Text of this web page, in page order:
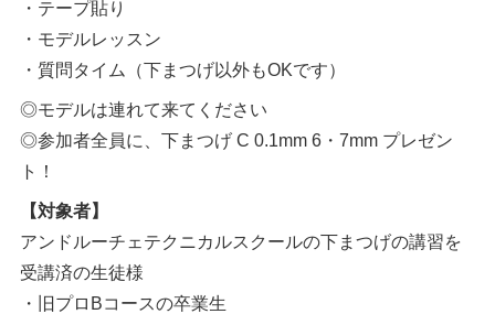
・テープ貼り
・モデルレッスン
・質問タイム（下まつげ以外もOKです）
◎モデルは連れて来てください
◎参加者全員に、下まつげ C 0.1mm 6・7mm プレゼン
ト！
【対象者】
アンドルーチェテクニカルスクールの下まつげの講習を
受講済の生徒様
・旧プロBコースの卒業生